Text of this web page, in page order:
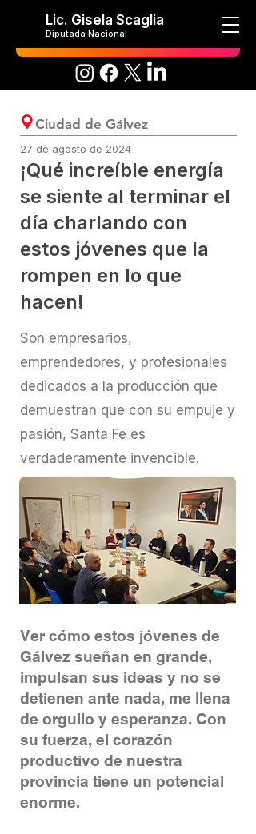
Lic. Gisela Scaglia
Diputada Nacional
Ciudad de Gálvez
27 de agosto de 2024
¡Qué increíble energía
se siente al terminar el
día charlando con
estos jóvenes que la
rompen en lo que
hacen!
Son empresarios,
emprendedores, y profesionales
dedicados a la producción que
demuestran que con su empuje y
pasión, Santa Fe es
verdaderamente invencible.
Ver cómo estos jóvenes de
Gálvez sueñan en grande,
impulsan sus ideas y no se
detienen ante nada, me llena
de orgullo y esperanza. Con
su fuerza, el corazón
productivo de nuestra
provincia tiene un potencial
enorme.